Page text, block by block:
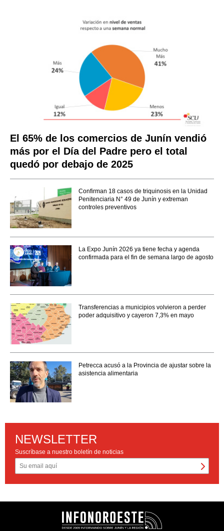
El 65% de los comercios de Junín vendió
más por el Día del Padre pero el total
quedó por debajo de 2025
Confirman 18 casos de triquinosis en la Unidad
Penitenciaria N° 49 de Junín y extreman
controles preventivos
La Expo Junín 2026 ya tiene fecha y agenda
confirmada para el fin de semana largo de agosto
Transferencias a municipios volvieron a perder
poder adquisitivo y cayeron 7,3% en mayo
Petrecca acusó a la Provincia de ajustar sobre la
asistencia alimentaria
NEWSLETTER
Suscríbase a nuestro boletín de noticias